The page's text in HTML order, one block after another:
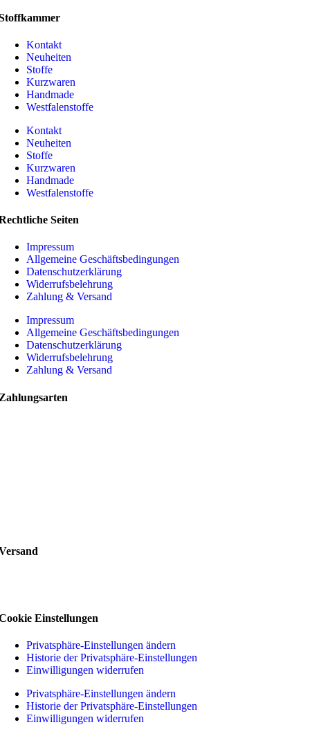
Kontakt
Neuheiten
Stoffe
Kurzwaren
Handmade
Westfalenstoffe
Kontakt
Neuheiten
Stoffe
Kurzwaren
Handmade
Westfalenstoffe
Seiten
Impressum
Allgemeine Geschäftsbedingungen
Datenschutzerklärung
Widerrufsbelehrung
Zahlung & Versand
Impressum
Allgemeine Geschäftsbedingungen
Datenschutzerklärung
Widerrufsbelehrung
Zahlung & Versand
Einstellungen
Privatsphäre-Einstellungen ändern
Historie der Privatsphäre-Einstellungen
Einwilligungen widerrufen
Privatsphäre-Einstellungen ändern
Historie der Privatsphäre-Einstellungen
Einwilligungen widerrufen